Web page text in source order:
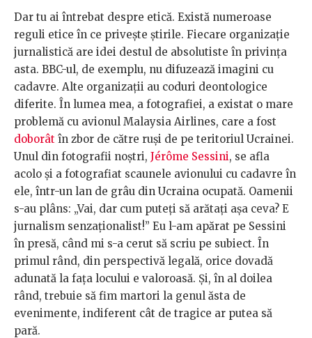
Dar tu ai întrebat despre etică. Există numeroase
reguli etice în ce privește știrile. Fiecare organizație
jurnalistică are idei destul de absolutiste în privința
asta. BBC-ul, de exemplu, nu difuzează imagini cu
cadavre. Alte organizații au coduri deontologice
diferite. În lumea mea, a fotografiei, a existat o mare
problemă cu avionul Malaysia Airlines, care a fost
doborât în zbor de către ruși de pe teritoriul Ucrainei.
Unul din fotografii noștri, Jérôme Sessini, se afla
acolo și a fotografiat scaunele avionului cu cadavre în
ele, într-un lan de grâu din Ucraina ocupată. Oamenii
s-au plâns: „Vai, dar cum puteți să arătați așa ceva? E
jurnalism senzaționalist!” Eu l-am apărat pe Sessini
în presă, când mi s-a cerut să scriu pe subiect. În
primul rând, din perspectivă legală, orice dovadă
adunată la fața locului e valoroasă. Și, în al doilea
rând, trebuie să fim martori la genul ăsta de
evenimente, indiferent cât de tragice ar putea să
pară.